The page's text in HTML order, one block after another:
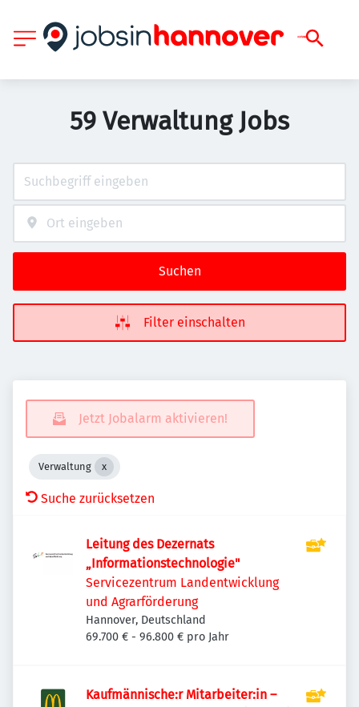
59 Verwaltung Jobs
Suchen
Filter einschalten
Jetzt Jobalarm aktivieren!
Verwaltung
Suche zurücksetzen
Leitung des Dezernats
„Informationstechnologie"
Servicezentrum Landentwicklung
und Agrarförderung
Hannover, Deutschland
69.700 € - 96.800 € pro Jahr
Kaufmännische:r Mitarbeiter:in –